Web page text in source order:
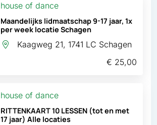
Maandelijks lidmaatschap 9-17 jaar, 1x
per week locatie Schagen
house of dance
Kaagweg 21, 1741 LC Schagen
€ 25,00
RITTENKAART 10 LESSEN (tot en met
17 jaar) Alle locaties
house of dance